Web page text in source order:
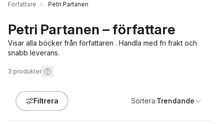
Författare Petri Partanen
Petri Partanen – författare
Visar alla böcker från författaren . Handla med fri frakt och
snabb leverans.
3 produkter
Filtrera Sortera:Trendande